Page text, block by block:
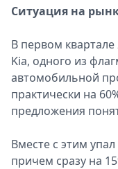
Скачай
Ситуация на
В первом
Kia, одного из
автомобильной
практически на
предложения
Вместе с этим
причем сразу на